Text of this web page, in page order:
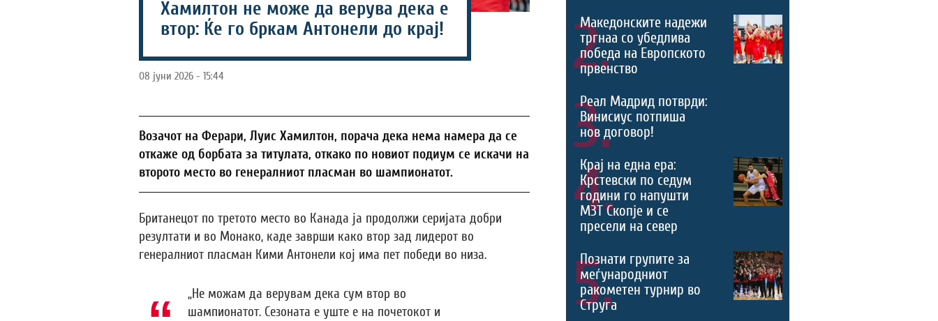
Хамилтон не може да верува дека е
втор: Ќе го бркам Антонели до крај!
08 јуни 2026 - 15:44
Возачот на Ферари, Луис Хамилтон, порача дека нема намера да се
откаже од борбата за титулата, откако по новиот подиум се искачи на
второто место во генералниот пласман во шампионатот.
Британецот по третото место во Канада ја продолжи серијата добри
резултати и во Монако, каде заврши како втор зад лидерот во
генералниот пласман Кими Антонели кој има пет победи во низа.
„Не можам да верувам дека сум втор во
шампионатот. Сезоната е уште е на почетокот и
2.
Македонските надежи
тргнаа со убедлива
победа на Европското
првенство
3.
Реал Мадрид потврди:
Винисиус потпиша
нов договор!
4.
Крај на една ера:
Крстевски по седум
години го напушти
МЗТ Скопје и се
пресели на север
5.
Познати групите за
меѓународниот
ракометен турнир во
Струга